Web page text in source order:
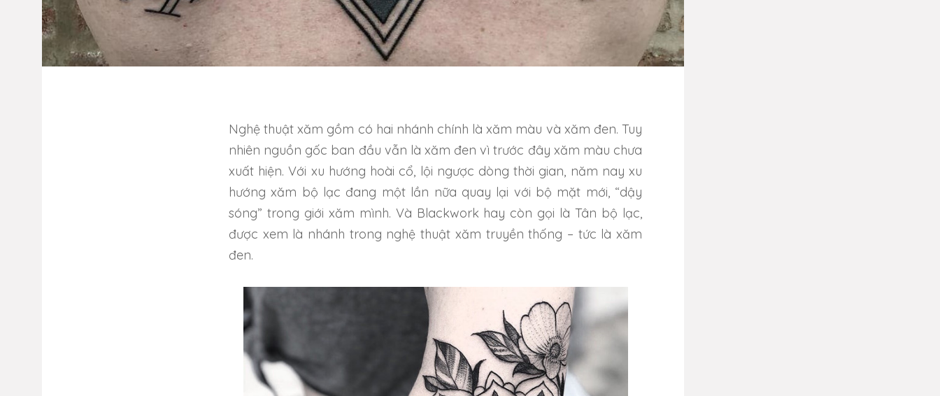
Nghệ thuật xăm gồm có hai nhánh chính là xăm màu và xăm đen. Tuy
nhiên nguồn gốc ban đầu vẫn là xăm đen vì trước đây xăm màu chưa
xuất hiện. Với xu hướng hoài cổ, lội ngược dòng thời gian, năm nay xu
hướng xăm bộ lạc đang một lần nữa quay lại với bộ mặt mới, “dậy
sóng” trong giới xăm mình. Và Blackwork hay còn gọi là Tân bộ lạc,
được xem là nhánh trong nghệ thuật xăm truyền thống – tức là xăm
đen.